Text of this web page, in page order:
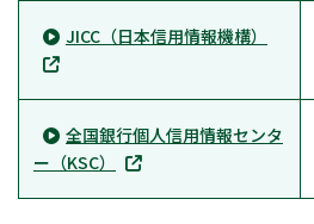
JICC（日本信用情報機構）
全国銀行個人信用情報センタ
ー（KSC）